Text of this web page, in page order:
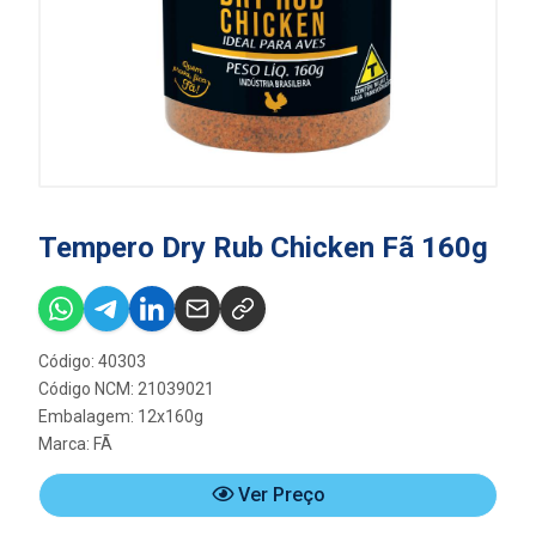
Tempero Dry Rub Chicken Fã 160g
Código: 40303
Código NCM: 21039021
Embalagem: 12x160g
Marca: FÃ
Ver Preço